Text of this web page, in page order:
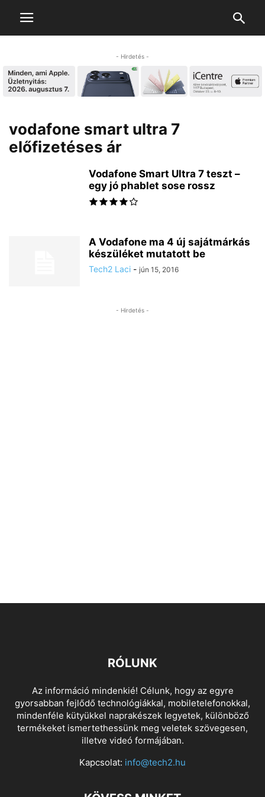
- Hirdetés -
vodafone smart ultra 7
előfizetéses ár
Vodafone Smart Ultra 7 teszt –
egy jó phablet sose rossz
A Vodafone ma 4 új sajátmárkás
készüléket mutatott be
Tech2 Laci - jún 15, 2016
- Hirdetés -
RÓLUNK
Az információ mindenkié! Célunk, hogy az egyre
gyorsabban fejlődő technológiákkal, mobiletelefonokkal,
mindenféle kütyükkel naprakészek legyetek, különböző
termékeket ismertethessünk meg veletek szövegesen,
illetve videó formájában.
Kapcsolat: info@tech2.hu